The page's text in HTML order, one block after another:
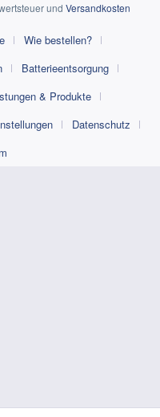
und Versandkosten
Wie bestellen?
Batterieentsorgung
& Produkte
Datenschutz